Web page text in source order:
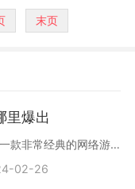
末页
里爆出
《热血传奇》是一款非常经典的网络游戏，，很多玩家都有一个共同的目标，那就是得到传奇屠龙刀，因为传奇屠龙刀是一款非常强大和珍贵的武器，能够让玩家更加轻松地通关游戏。
02-26